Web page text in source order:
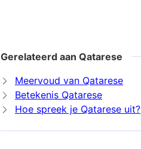
Gerelateerd aan Qatarese
Meervoud van Qatarese
Betekenis Qatarese
Hoe spreek je Qatarese uit?